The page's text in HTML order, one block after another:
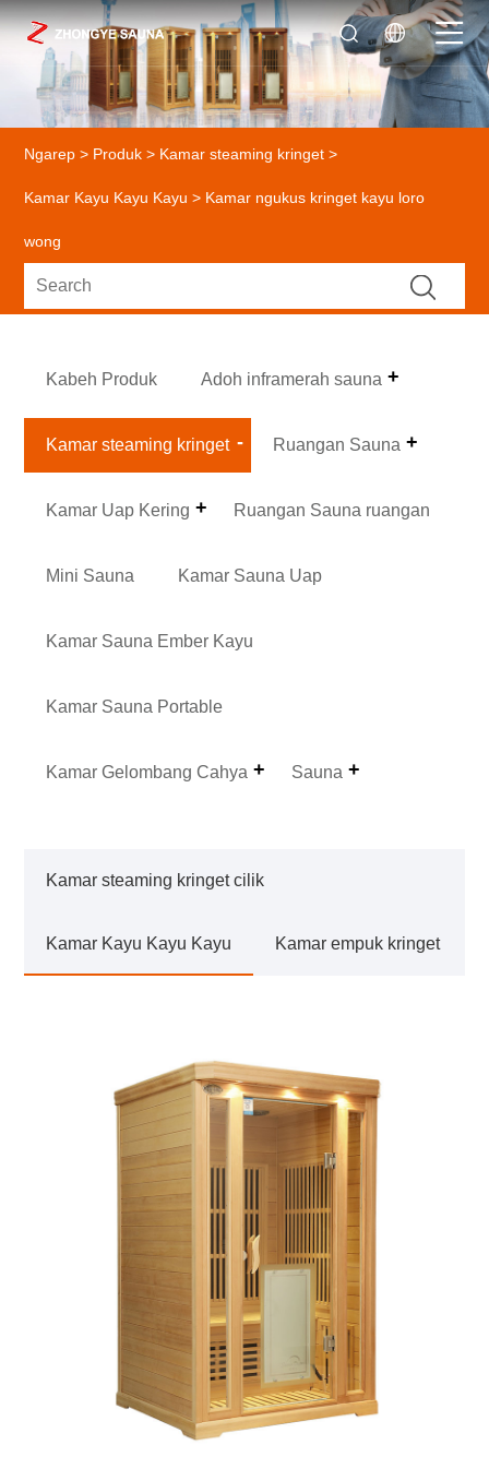
Ngarep > Produk > Kamar steaming kringet >
Kamar Kayu Kayu Kayu > Kamar ngukus kringet kayu loro
wong
Kabeh Produk Adoh inframerah sauna
Kamar steaming kringet Ruangan Sauna
Kamar Uap Kering Ruangan Sauna ruangan
Mini Sauna Kamar Sauna Uap
Kamar Sauna Ember Kayu
Kamar Sauna Portable
Kamar Gelombang Cahya Sauna
Kamar steaming kringet cilik
Kamar Kayu Kayu Kayu Kamar empuk kringet